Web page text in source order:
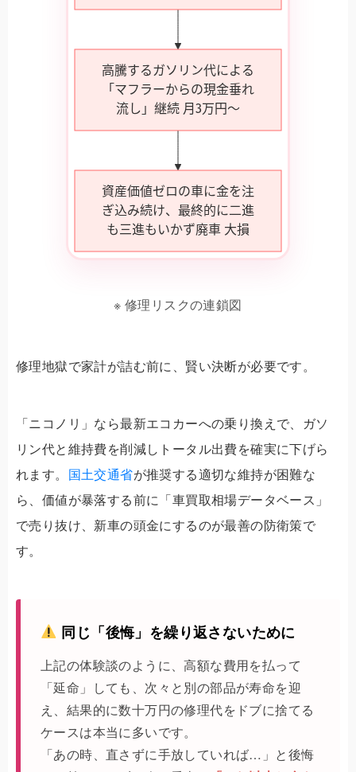
※ 修理リスクの連鎖図
修理地獄で家計が詰む前に、賢い決断が必要です。
「ニコノリ」なら最新エコカーへの乗り換えで、ガソ
リン代と維持費を削減しトータル出費を確実に下げら
れます。 国土交通省が推奨する適切な維持が困難な
ら、価値が暴落する前に「車買取相場データベース」
で売り抜け、新車の頭金にするのが最善の防衛策で
す。
同じ「後悔」を繰り返さないために
上記の体験談のように、高額な費用を払って
「延命」しても、次々と別の部品が寿命を迎
え、結果的に数十万円の修理代をドブに捨てる
ケースは本当に多いです。
「あの時、直さずに手放していれば…」と後悔